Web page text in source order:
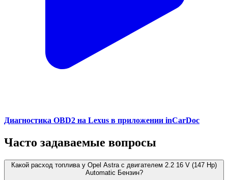
Диагностика OBD2 на Lexus в приложении inCarDoc
Часто задаваемые вопросы
Какой расход топлива у Opel Astra с двигателем 2.2 16 V (147 Hp)
Automatic Бензин?